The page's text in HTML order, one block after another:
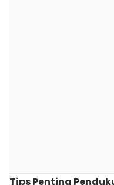
Tips Penting